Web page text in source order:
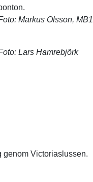
Markus Olsson, MB1
Lars Hamrebjörk
genom Victoriaslussen.